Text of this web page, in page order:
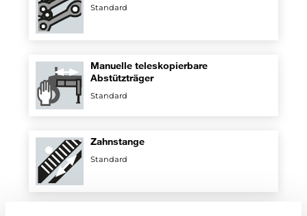
Standard
Manuelle teleskopierbare
Abstützträger
Standard
Zahnstange
Standard